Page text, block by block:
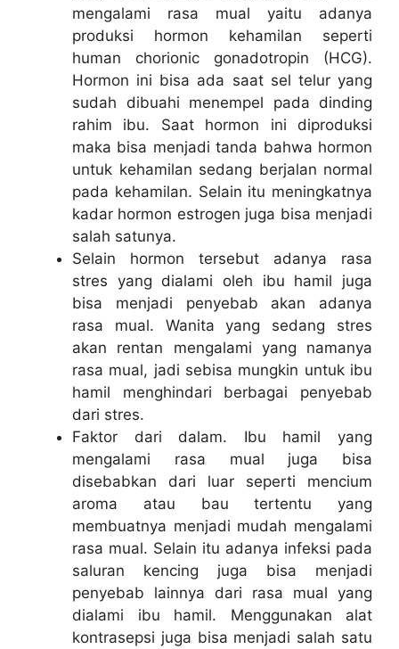
mengalami rasa mual yaitu adanya
produksi hormon kehamilan seperti
human chorionic gonadotropin (HCG).
Hormon ini bisa ada saat sel telur yang
sudah dibuahi menempel pada dinding
rahim ibu. Saat hormon ini diproduksi
maka bisa menjadi tanda bahwa hormon
untuk kehamilan sedang berjalan normal
pada kehamilan. Selain itu meningkatnya
kadar hormon estrogen juga bisa menjadi
salah satunya.
Selain hormon tersebut adanya rasa
stres yang dialami oleh ibu hamil juga
bisa menjadi penyebab akan adanya
rasa mual. Wanita yang sedang stres
akan rentan mengalami yang namanya
rasa mual, jadi sebisa mungkin untuk ibu
hamil menghindari berbagai penyebab
dari stres.
Faktor dari dalam. Ibu hamil yang
mengalami rasa mual juga bisa
disebabkan dari luar seperti mencium
aroma atau bau tertentu yang
membuatnya menjadi mudah mengalami
rasa mual. Selain itu adanya infeksi pada
saluran kencing juga bisa menjadi
penyebab lainnya dari rasa mual yang
dialami ibu hamil. Menggunakan alat
kontrasepsi juga bisa menjadi salah satu